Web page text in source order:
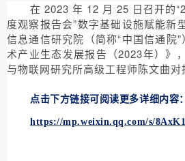
在 2023 年 12 月 25 日召开的
度观察报告会”数字基础设施赋能新
信息通信研究院（简称“中国信通院
术产业生态发展报告（2023年）》
与物联网研究所高级工程师陈文曲对
点击下方链接可阅读更多详细内容：
https://mp.weixin.qq.com/s/